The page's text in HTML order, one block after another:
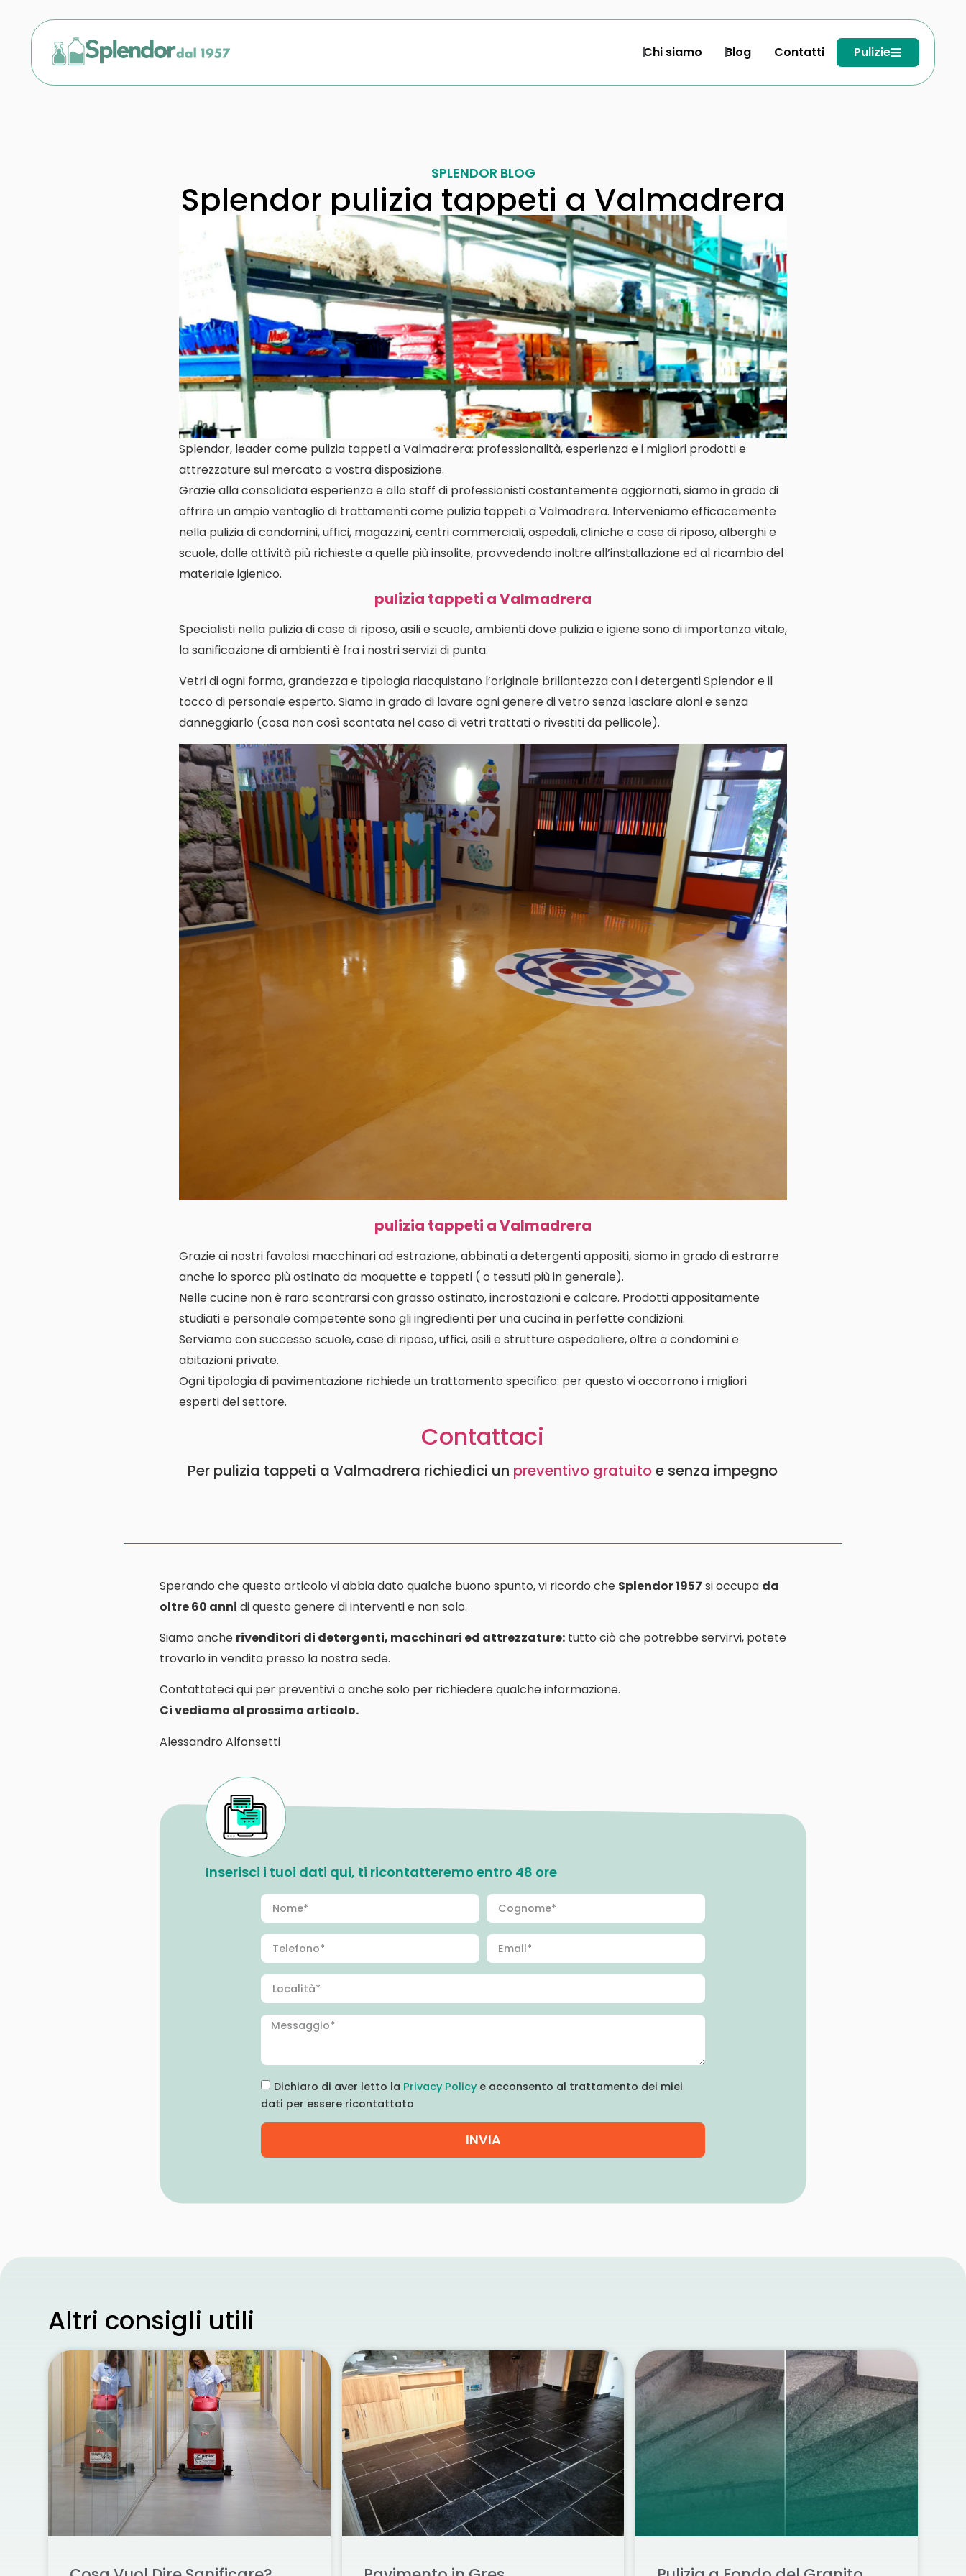
Chi siamo Blog Contatti Pulizie
SPLENDOR BLOG
Splendor pulizia tappeti a Valmadrera
Splendor, leader come pulizia tappeti a Valmadrera: professionalità, esperienza e i migliori prodotti e
attrezzature sul mercato a vostra disposizione.
Grazie alla consolidata esperienza e allo staff di professionisti costantemente aggiornati, siamo in grado di
offrire un ampio ventaglio di trattamenti come pulizia tappeti a Valmadrera. Interveniamo efficacemente
nella pulizia di condomini, uffici, magazzini, centri commerciali, ospedali, cliniche e case di riposo, alberghi e
scuole, dalle attività più richieste a quelle più insolite, provvedendo inoltre all’installazione ed al ricambio del
materiale igienico.
pulizia tappeti a Valmadrera
Specialisti nella pulizia di case di riposo, asili e scuole, ambienti dove pulizia e igiene sono di importanza vitale,
la sanificazione di ambienti è fra i nostri servizi di punta.
Vetri di ogni forma, grandezza e tipologia riacquistano l’originale brillantezza con i detergenti Splendor e il
tocco di personale esperto. Siamo in grado di lavare ogni genere di vetro senza lasciare aloni e senza
danneggiarlo (cosa non così scontata nel caso di vetri trattati o rivestiti da pellicole).
pulizia tappeti a Valmadrera
Grazie ai nostri favolosi macchinari ad estrazione, abbinati a detergenti appositi, siamo in grado di estrarre
anche lo sporco più ostinato da moquette e tappeti ( o tessuti più in generale).
Nelle cucine non è raro scontrarsi con grasso ostinato, incrostazioni e calcare. Prodotti appositamente
studiati e personale competente sono gli ingredienti per una cucina in perfette condizioni.
Serviamo con successo scuole, case di riposo, uffici, asili e strutture ospedaliere, oltre a condomini e
abitazioni private.
Ogni tipologia di pavimentazione richiede un trattamento specifico: per questo vi occorrono i migliori
esperti del settore.
Contattaci
Per pulizia tappeti a Valmadrera richiedici un preventivo gratuitoe senza impegno
Sperando che questo articolo vi abbia dato qualche buono spunto, vi ricordo che Splendor 1957 si occupa da
oltre 60 anni di questo genere di interventi e non solo.
Siamo anche rivenditori di detergenti, macchinari ed attrezzature: tutto ciò che potrebbe servirvi, potete
trovarlo in vendita presso la nostra sede.
Contattateci qui per preventivi o anche solo per richiedere qualche informazione.
Ci vediamo al prossimo articolo.
Alessandro Alfonsetti
Inserisci i tuoi dati qui, ti ricontatteremo entro 48 ore
Dichiaro di aver letto la Privacy Policy e acconsento al trattamento dei miei
dati per essere ricontattato
INVIA
Altri consigli utili